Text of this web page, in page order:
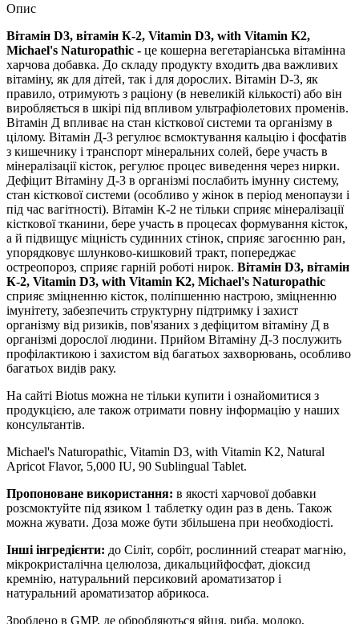
Опис
Вітамін D3, вітамін К-2, Vitamin D3, with Vitamin K2,
Michael's Naturopathic - це кошерна вегетаріанська вітамінна
харчова добавка. До складу продукту входить два важливих
вітаміну, як для дітей, так і для дорослих. Вітамін D-3, як
правило, отримують з раціону (в невеликій кількості) або він
виробляється в шкірі під впливом ультрафіолетових променів.
Вітамін Д впливає на стан кісткової системи та організму в
цілому. Вітамін Д-3 регулює всмоктування кальцію і фосфатів
з кишечнику і транспорт мінеральних солей, бере участь в
мінералізації кісток, регулює процес виведення через нирки.
Дефіцит Вітаміну Д-3 в організмі послабить імунну систему,
стан кісткової системи (особливо у жінок в період менопаузи і
під час вагітності). Вітамін К-2 не тільки сприяє мінералізації
кісткової тканини, бере участь в процесах формування кісток,
а й підвищує міцність судинних стінок, сприяє загоєнню ран,
упорядковує шлунково-кишковий тракт, попереджає
остреопороз, сприяє гарній роботі нирок. Вітамін D3, вітамін
К-2, Vitamin D3, with Vitamin K2, Michael's Naturopathic
сприяє зміцненню кісток, поліпшенню настрою, зміцненню
імунітету, забезпечить структурну підтримку і захист
організму від ризиків, пов'язаних з дефіцитом вітаміну Д в
організмі дорослої людини. Прийом Вітаміну Д-3 послужить
профілактикою і захистом від багатьох захворювань, особливо
багатьох видів раку.
На сайті Biotus можна не тільки купити і ознайомитися з
продукцією, але також отримати повну інформацію у наших
консультантів.
Michael's Naturopathic, Vitamin D3, with Vitamin K2, Natural
Apricot Flavor, 5,000 IU, 90 Sublingual Tablet.
Пропоноване використання: в якості харчової добавки
розсмоктуйте під язиком 1 таблетку один раз в день. Також
можна жувати. Доза може бути збільшена при необходіості.
Інші інгредієнти: до Сіліт, сорбіт, рослинний стеарат магнію,
мікрокристалічна целюлоза, дикальцийфосфат, діоксид
кремнію, натуральний персиковий ароматизатор і
натуральний ароматизатор абрикоса.
Зроблено в GMP, де обробляються яйця, риба, молоко,